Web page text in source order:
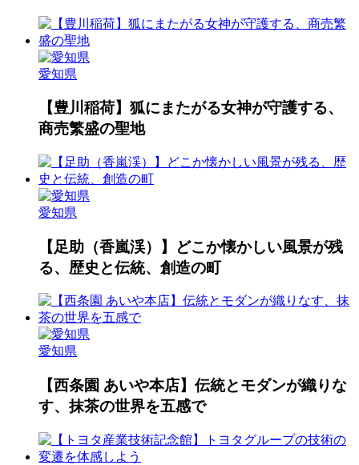
愛知県
【豊川稲荷】狐にまたがる女神が守護する、
商売繁盛の聖地
愛知県
【足助（香嵐渓）】どこか懐かしい風景が残
る、歴史と伝統、創造の町
愛知県
【西条園 あいや本店】伝統とモダンが織りな
す、抹茶の世界を五感で